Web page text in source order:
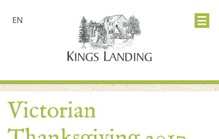
EN
Victorian